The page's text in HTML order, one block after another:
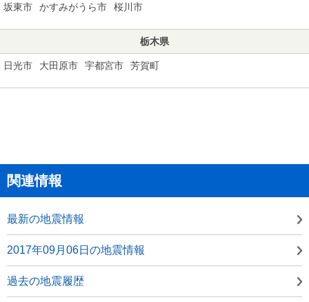
坂東市
かすみがうら市 桜川市
栃木県
日光市 大田原市 宇都宮市 芳賀町
関連情報
最新の地震情報
2017年09月06日の地震情報
過去の地震履歴